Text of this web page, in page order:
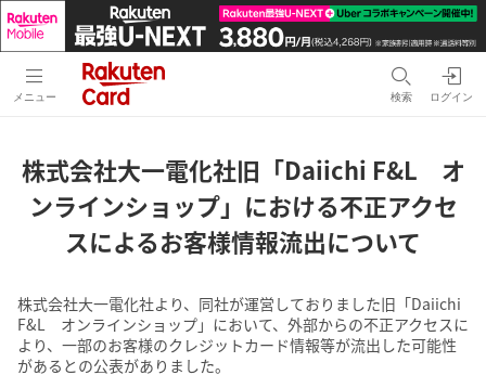
メニュー 検索 ログイン
株式会社大一電化社旧「Daiichi F&L オ
ンラインショップ」における不正アクセ
スによるお客様情報流出について
株式会社大一電化社より、同社が運営しておりました旧「Daiichi
F&L オンラインショップ」において、外部からの不正アクセスに
より、一部のお客様のクレジットカード情報等が流出した可能性
があるとの公表がありました。